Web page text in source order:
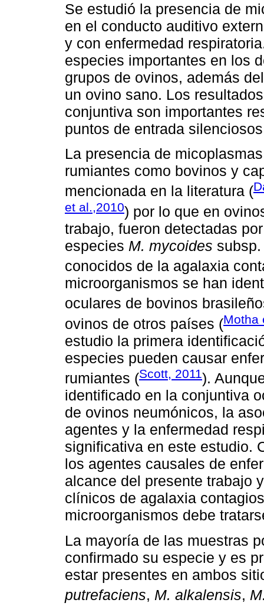
Se estudió la presencia de
en el conducto auditivo
y con enfermedad
especies importantes en los
grupos de ovinos, además
un ovino sano. Los
conjuntiva son importantes
puntos de entrada
La presencia de
rumiantes como bovinos y
mencionada en la literatura (
et al.,2010) por lo que en
trabajo, fueron detectadas
especies M. mycoides
conocidos de la agalaxia
microorganismos se han
oculares de bovinos
ovinos de otros países (Motha
estudio la primera
especies pueden causar
rumiantes (Scott, 2011).
identificado en la conjuntiva
de ovinos neumónicos, la
agentes y la enfermedad
significativa en este estudio.
los agentes causales de
alcance del presente trabajo
clínicos de agalaxia
microorganismos debe
La mayoría de las muestras
confirmado su especie y es
estar presentes en ambos
putrefaciens, M. alkalensis,